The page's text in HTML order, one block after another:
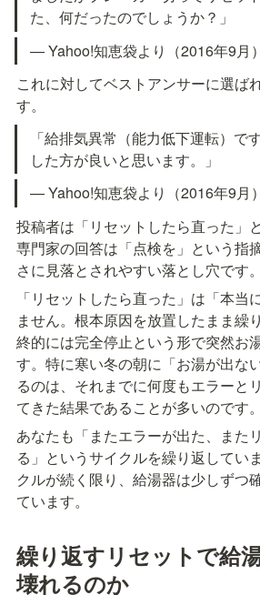
た、何だったのでしょうか？」
— Yahoo!知恵袋より（2016年9月）
これに対してベストアンサーに選ば
す。
「給排気異常（能力低下運転）で
した方が良いと思います。」
— Yahoo!知恵袋より（2016年9月）
投稿者は「リセットしたら直った」
専門家の回答は「点検を」という指
さに見落とされやすい落とし穴です。
「リセットしたら直った」は「本当
ません。根本原因を放置したまま繰
終的には完全停止という形で突然お
す。特に寒い冬の朝に「お湯が出な
るのは、それまでに何度もエラーと
てきた結果であることが多いのです。
あなたも「またエラーが出た、また
る」というサイクルを繰り返してい
クルが続く限り、給湯器は少しずつ
ています。
繰り返すリセットで給
壊れるのか